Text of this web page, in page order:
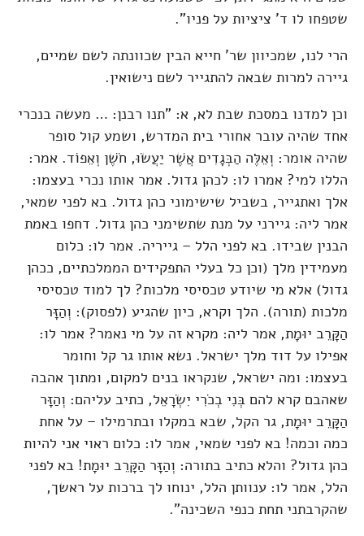
שטפחו לו ד' ציציות על פניו".
הרי לנו, שמכיוון שר' חייא הבין שכוונתה לשם שמיים,
גיירה למרות שבאה להתגייר לשם נישואין.
וכן למדנו במסכת שבת לא, א: "תנו רבנן: … מעשה בנכרי
אחד שהיה עובר אחורי בית המדרש, ושמע קול סופר
שהיה אומר: וְאֵלֶּה הַבְּגָדִים אֲשֶׁר יַעֲשׂוּ, חֹשֶׁן וְאֵפוֹד. אמר:
הללו למי? אמרו לו: לכהן גדול. אמר אותו נכרי בעצמו:
אלך ואתגייר, בשביל שישימוני כהן גדול. בא לפני שמאי,
אמר ליה: גיירני על מנת שתשימני כהן גדול. דחפו באמת
הבנין שבידו. בא לפני הלל – גייריה. אמר לו: כלום
מעמידין מלך (וכן כל בעלי התפקידים הממלכתיים, ככהן
גדול) אלא מי שיודע טכסיסי מלכות? לך למוד טכסיסי
מלכות (תורה). הלך וקרא, כיון שהגיע (לפסוק): וְהַזָּר
הַקָּרֵב יוּמָת, אמר ליה: מקרא זה על מי נאמר? אמר לו:
אפילו על דוד מלך ישראל. נשא אותו גר קל וחומר
בעצמו: ומה ישראל, שנקראו בנים למקום, ומתוך אהבה
שאהבם קרא להם בְּנִי בְכֹרִי יִשְׂרָאֵל, כתיב עליהם: וְהַזָּר
הַקָּרֵב יוּמָת, גר הקל, שבא במקלו ובתרמילו – על אחת
כמה וכמה! בא לפני שמאי, אמר לו: כלום ראוי אני להיות
כהן גדול? והלא כתיב בתורה: וְהַזָּר הַקָּרֵב יוּמָת! בא לפני
הלל, אמר לו: ענוותן הלל, ינוחו לך ברכות על ראשך,
שהקרבתני תחת כנפי השכינה".